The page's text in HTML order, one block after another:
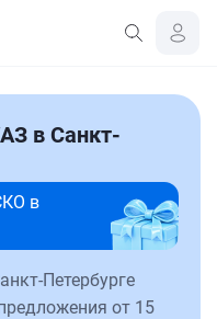
в Санкт-
в
Петербурге
от 15